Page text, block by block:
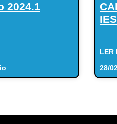
2024.1
LER
28/